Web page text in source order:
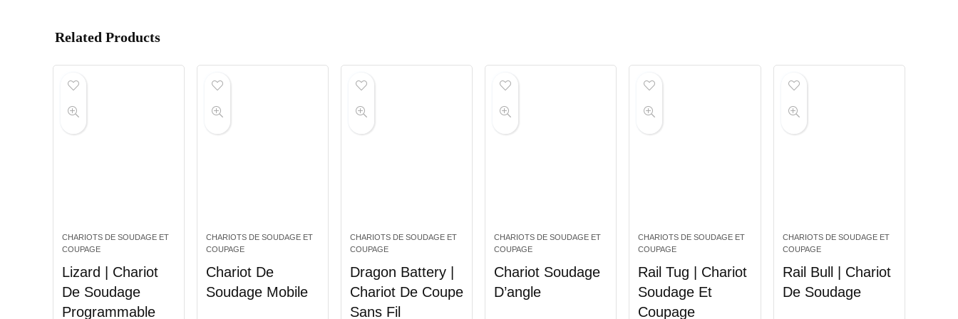
Related Products
CHARIOTS DE SOUDAGE ET
COUPAGE
Lizard | Chariot
De Soudage
Programmable
CHARIOTS DE SOUDAGE ET
COUPAGE
Chariot De
Soudage Mobile
CHARIOTS DE SOUDAGE ET
COUPAGE
Dragon Battery |
Chariot De Coupe
Sans Fil
CHARIOTS DE SOUDAGE ET
COUPAGE
Chariot Soudage
D’angle
CHARIOTS DE SOUDAGE ET
COUPAGE
Rail Tug | Chariot
Soudage Et
Coupage
CHARIOTS DE SOUDAGE ET
COUPAGE
Rail Bull | Chariot
De Soudage